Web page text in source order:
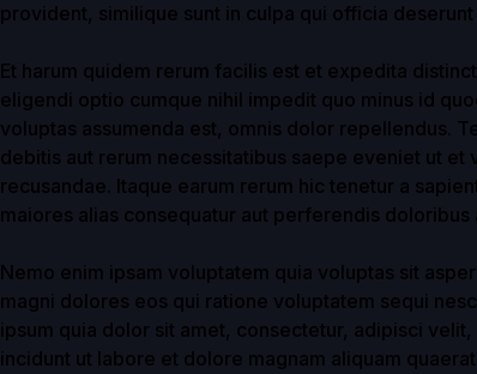
provident, similique sunt in culpa qui officia
Et harum quidem rerum facilis est et expedita
eligendi optio cumque nihil impedit quo minus id
voluptas assumenda est, omnis dolor repellendus.
debitis aut rerum necessitatibus saepe eveniet ut
recusandae. Itaque earum rerum hic tenetur a
maiores alias consequatur aut perferendis
Nemo enim ipsam voluptatem quia voluptas sit
magni dolores eos qui ratione voluptatem sequi
ipsum quia dolor sit amet, consectetur, adipisci
incidunt ut labore et dolore magnam aliquam